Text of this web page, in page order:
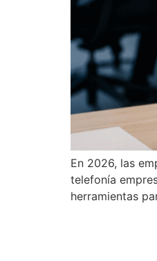
En 2026, las
telefonía
herramientas